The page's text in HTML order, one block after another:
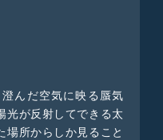
んだ空気に映る蜃気
光が反射してできる太
場所からしか見ること